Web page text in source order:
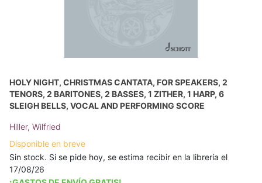
HOLY NIGHT, CHRISTMAS CANTATA, FOR SPEAKERS, 2
TENORS, 2 BARITONES, 2 BASSES, 1 ZITHER, 1 HARP, 6
SLEIGH BELLS, VOCAL AND PERFORMING SCORE
Hiller, Wilfried
Disponible en breve
Sin stock. Si se pide hoy, se estima recibir en la librería el
17/08/26